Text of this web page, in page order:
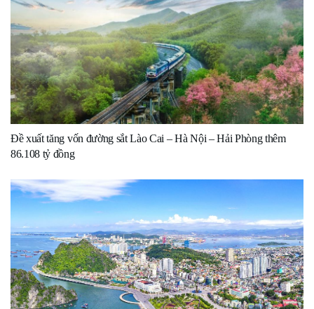
Đề xuất tăng vốn đường sắt Lào Cai – Hà Nội – Hải Phòng thêm
86.108 tỷ đồng